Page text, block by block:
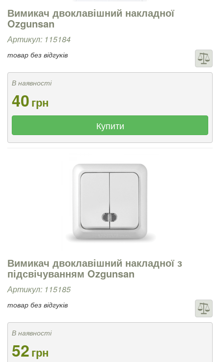
Вимикач двоклавішний накладної
Ozgunsan
Артикул: 115184
товар без відгуків
В наявності
40грн
Купити
Вимикач двоклавішний накладної з
підсвічуванням Ozgunsan
Артикул: 115185
товар без відгуків
В наявності
52грн